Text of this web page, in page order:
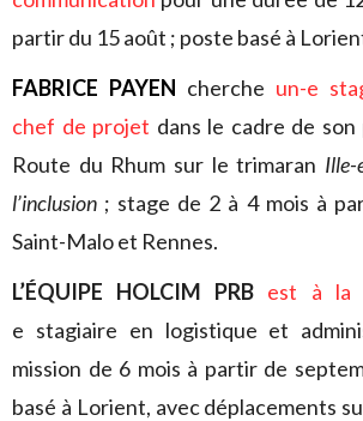
partir du 15 août ; poste basé à
FABRICE PAYEN cherche un-e
chef de projet dans le cadre de
Route du Rhum sur le trimaran Ille-
l’inclusion ; stage de 2 à 4 mois à
Saint-Malo et Rennes.
L’ÉQUIPE HOLCIM PRB est à la
e stagiaire en logistique et
mission de 6 mois à partir de
basé à Lorient, avec déplacements